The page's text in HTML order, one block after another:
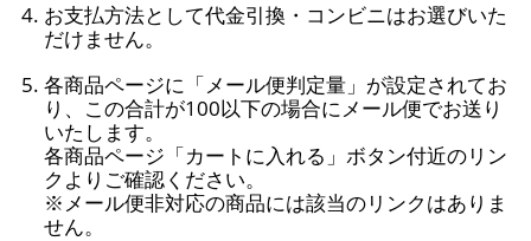
お支払方法として代金引換・コンビニはお選びいた
だけません。
各商品ページに「メール便判定量」が設定されてお
り、この合計が100以下の場合にメール便でお送り
いたします。
各商品ページ「カートに入れる」ボタン付近のリン
クよりご確認ください。
※メール便非対応の商品には該当のリンクはありま
せん。